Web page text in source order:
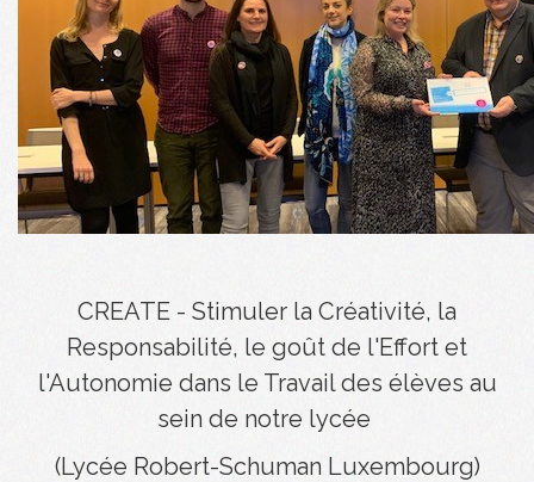
CREATE - Stimuler la Créativité, la
Responsabilité, le goût de l'Effort et
l'Autonomie dans le Travail des élèves au
sein de notre lycée
(Lycée Robert-Schuman Luxembourg)